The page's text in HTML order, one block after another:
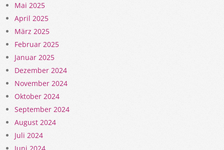
Mai 2025
April 2025
März 2025
Februar 2025
Januar 2025
Dezember 2024
November 2024
Oktober 2024
September 2024
August 2024
Juli 2024